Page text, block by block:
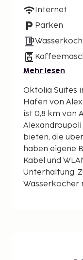
Internet
Parken
Mehr lesen
Oktolia Suites
Hafen von
ist 0,8 km von
Alexandroupoli
bieten, die
haben eigene
Kabel und
Unterhaltung.
Wasserkocher